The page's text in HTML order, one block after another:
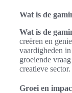
Wat is de
Wat is de
creëren en
vaardigheden
groeiende
creatieve sector.
Groei en